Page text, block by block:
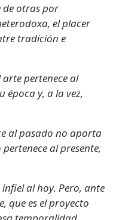
de otras por
el placer
tradición e
pertenece al
época y, a la vez,
al pasado no aporta
al presente,
al hoy. Pero, ante
que es el proyecto